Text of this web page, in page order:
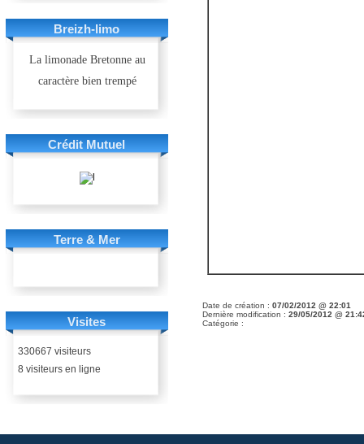
Breizh-limo
La limonade Bretonne au
caractère bien trempé
Crédit Mutuel
Terre & Mer
Visites
330667 visiteurs
8 visiteurs en ligne
Date de création : 07/02/2012 @ 22:01
Dernière modification : 29/05/2012 @
Catégorie :